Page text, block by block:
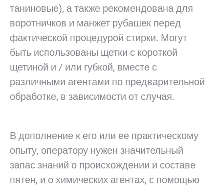
таниновые), а также рекомендована для
воротничков и манжет рубашек перед
фактической процедурой стирки. Могут
быть использованы щетки с короткой
щетиной и / или губкой, вместе с
различными агентами по предварительной
обработке, в зависимости от случая.
В дополнение к его или ее практическому
опыту, оператору нужен значительный
запас знаний о происхождении и составе
пятен, и о химических агентах, с помощью